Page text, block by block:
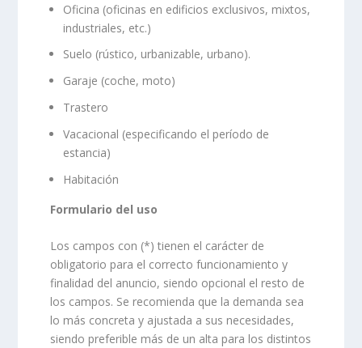
Oficina (oficinas en edificios exclusivos, mixtos,
industriales, etc.)
Suelo (rústico, urbanizable, urbano).
Garaje (coche, moto)
Trastero
Vacacional (especificando el período de
estancia)
Habitación
Formulario del uso
Los campos con (*) tienen el carácter de
obligatorio para el correcto funcionamiento y
finalidad del anuncio, siendo opcional el resto de
los campos. Se recomienda que la demanda sea
lo más concreta y ajustada a sus necesidades,
siendo preferible más de un alta para los distintos